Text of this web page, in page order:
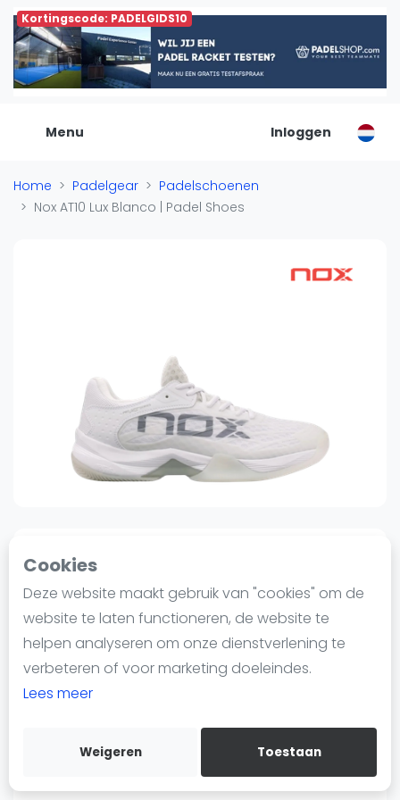
Cookies
Deze website maakt gebruik van "cookies" om de
website te laten functioneren, de website te
helpen analyseren om onze dienstverlening te
verbeteren of voor marketing doeleindes.
Lees meer
Weigeren Toestaan
Kortingscode: PADELGIDS10
Menu
De Padel Gids
Alle padel locaties
Padelwinkels
Organisatie
Banenbouwers
Overige categorien
Blog artikelen
Vragen over padel
Padelgear
Informatie
Over ons
Contact
Adverteren
Insights
WhatsApp
Join WhatsApp Community
Inloggen
Home Padelgear
Padelschoenen
Nox AT10 Lux Blanco | Padel Shoes
2 0 Sinds 8 maart 2025 12:38
Nox
Nox AT10 Lux Blanco | Padel
Shoes
€10495 €13995
-25%
Verzenden